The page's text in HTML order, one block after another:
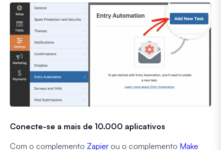
Conecte-se a mais de 10.000 aplicativos
Com o complemento Zapier ou o complemento Make